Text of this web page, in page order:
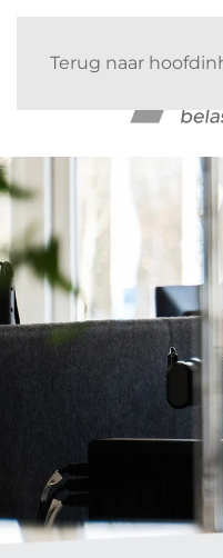
Terug naar